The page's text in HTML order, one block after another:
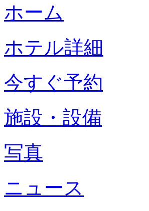
ホーム
ホテル詳細
今すぐ予約
施設・設備
写真
ニュース